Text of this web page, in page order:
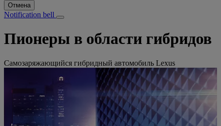
Отмена
Notification bell
Пионеры в области гибридов
Самозаряжающийся гибридный автомобиль Lexus